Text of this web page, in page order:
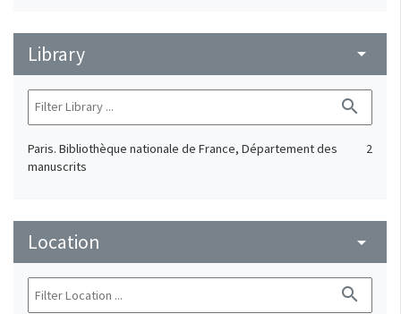
Library arrow_drop_down
search
Paris. Bibliothèque nationale de France, Département des
manuscrits
2
Location arrow_drop_down
search